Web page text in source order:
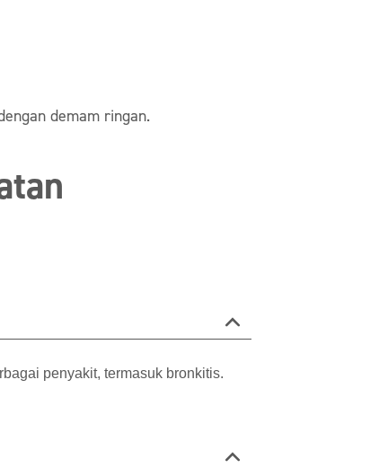
demam ringan.
penyakit, termasuk bronkitis.